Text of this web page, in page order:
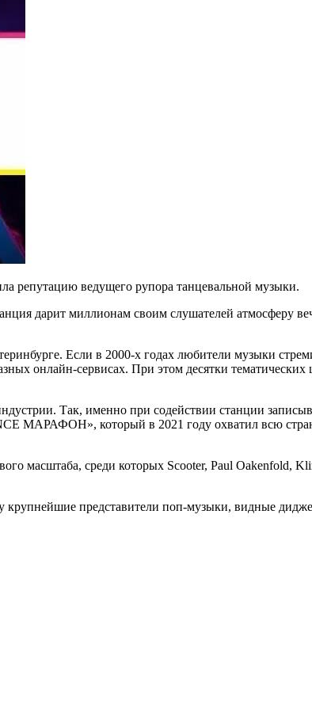
репутацию ведущего рупора танцевальной музыки.
дарит миллионам своим слушателей атмосферу
Если в 2000-х годах любители музыки
онлайн-сервисах. При этом десятки
Так, именно при содействии станции
МАРАФОН», который в 2021 году охватил всю
масштаба, среди которых Scooter, Paul Oakenfold,
представители поп-музыки, видные